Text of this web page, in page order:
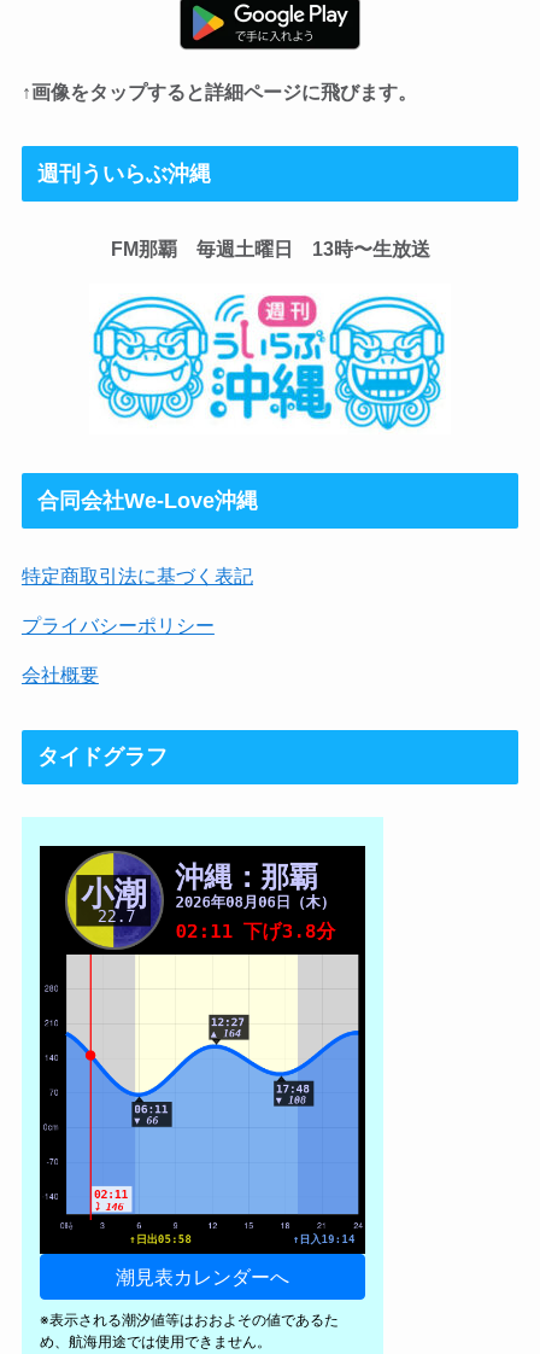
↑画像をタップすると詳細ページに飛びます。
週刊ういらぶ沖縄
FM那覇 毎週土曜日 13時〜生放送
合同会社We-Love沖縄
特定商取引法に基づく表記
プライバシーポリシー
会社概要
タイドグラフ